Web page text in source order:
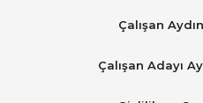
Çalışan
Çalışan Adayı